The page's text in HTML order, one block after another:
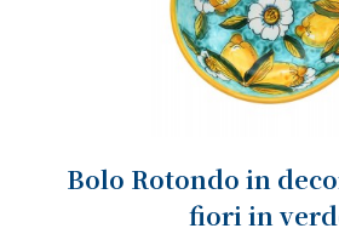
Bolo Rotondo in
fiori in